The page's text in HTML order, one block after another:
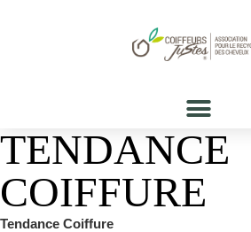
TENDANCE
COIFFURE
Tendance Coiffure